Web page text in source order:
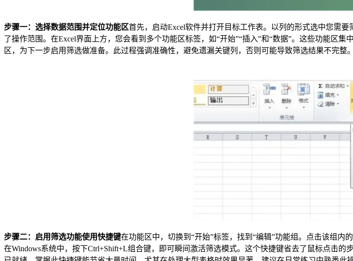
步骤一：选择数据范围并定位功能区首先，启动Excel软件并打开目标工作表。以列的形式选中您需
了操作范围。在Excel界面上方，您会看到多个功能区标签，如“开始”“插入”和“数据”。这些功能区
区，为下一步启用筛选做准备。此过程强调准确性，避免遗漏关键列，否则可能导致筛选结果不完整。
步骤二：启用筛选功能使用快捷键在功能区中，切换到“开始”标签，找到“编辑”功能组。点击该组内
在Windows系统中，按下Ctrl+Shift+L组合键，即可瞬间激活筛选模式。这个快捷键省去了鼠标点击